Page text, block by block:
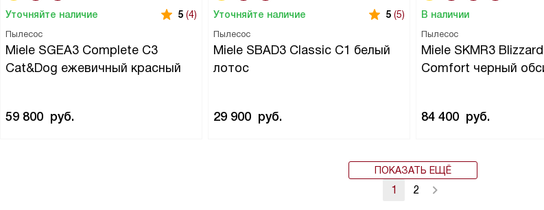
Пылесос
Miele SGEA3 Complete C3
Cat&Dog ежевичный красный
Уточняйте наличие 5 (4)
59 800 руб.
Пылесос
Miele SBAD3 Classic C1 белый
лотос
Уточняйте наличие 5 (5)
29 900 руб.
Пылесос
Miele SKMR3 Blizzard
Comfort черный
В наличии
84 400 руб.
ПОКАЗАТЬ ЕЩЁ
1 2